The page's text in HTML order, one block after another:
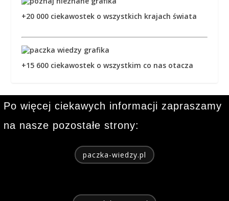
+20 000 ciekawostek o wszystkich krajach świata
+15 600 ciekawostek o wszystkim co nas otacza
Po więcej ciekawych informacji zapraszamy
na nasze pozostałe strony:
paczka-wiedzy.pl